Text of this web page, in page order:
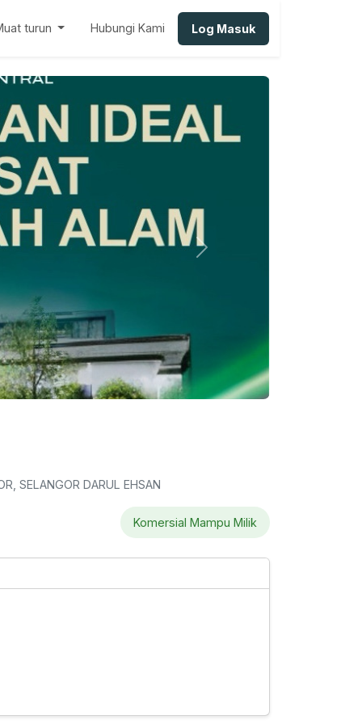
turun Hubungi Kami Log Masuk
Next
SELANGOR DARUL EHSAN
Komersial Mampu Milik